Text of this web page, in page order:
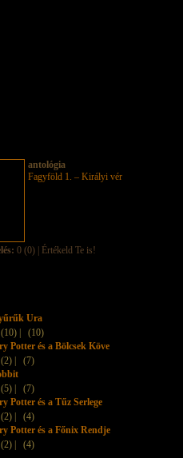
antológia
Fagyföld 1. – Királyi vér
0 (0) | Értékeld Te is!
Ura
(10) |
(10)
Potter és a Bölcsek Köve
(2) |
(7)
(5) |
(7)
Potter és a Tűz Serlege
(2) |
(4)
Potter és a Főnix Rendje
(2) |
(4)